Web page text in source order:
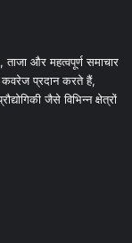
और महत्वपूर्ण समाचार
कवरेज प्रदान करते हैं,
जैसे विभिन्न क्षेत्रों